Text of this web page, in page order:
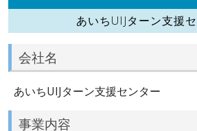
あいちUIJターン支援
会社名
あいちUIJターン支援センター
事業内容